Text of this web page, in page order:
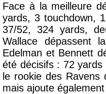
Face à la meilleure
yards, 3 touchdown, 1
37/52, 324 yards,
Wallace dépassent
Edelman et Bennett
été décisifs : 72
le rookie des
mais ajoute